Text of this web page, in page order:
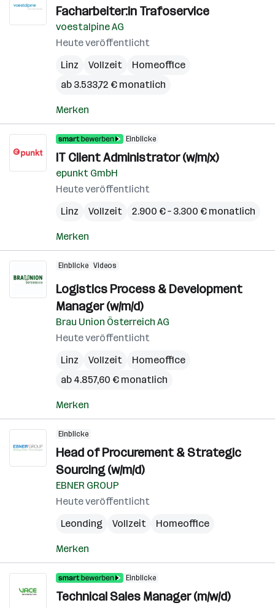
Facharbeiter:in Trafoservice
voestalpine AG
Heute veröffentlicht
Linz
Vollzeit
Homeoffice
ab 3.533,72 € monatlich
Merken
Einblicke
IT Client Administrator (w/m/x)
epunkt GmbH
Heute veröffentlicht
Linz
Vollzeit 2.900 € – 3.300 € monatlich
Merken
Einblicke Videos
Logistics Process & Development
Manager (w/m/d)
Brau Union Österreich AG
Heute veröffentlicht
Linz
Vollzeit
Homeoffice
ab 4.857,60 € monatlich
Merken
Einblicke
Head of Procurement & Strategic
Sourcing (w/m/d)
EBNER GROUP
Heute veröffentlicht
Leonding
Vollzeit Homeoffice
Merken
Einblicke
Technical Sales Manager (m/w/d)